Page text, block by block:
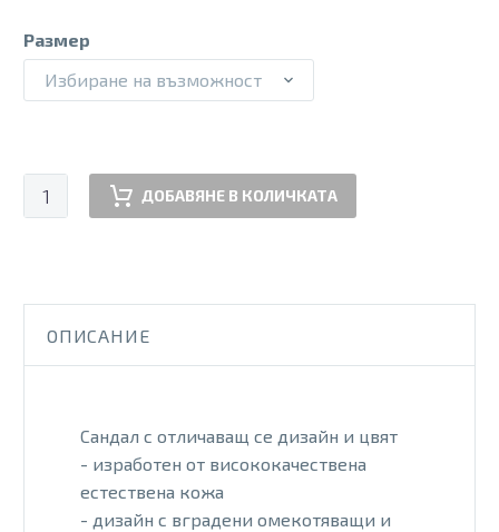
Размер
Избиране на възможност
количество
за
CEREZA
ДОБАВЯНЕ В КОЛИЧКАТА
ОПИСАНИЕ
Сандал с отличаващ се дизайн и цвят
- изработен от висококачествена
естествена кожа
- дизайн с вградени омекотяващи и